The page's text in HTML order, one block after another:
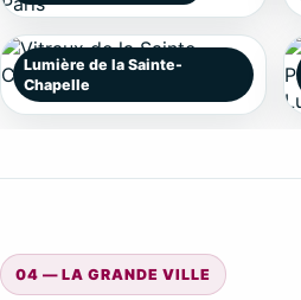
Lumière de la Sainte-
Chapelle
04 — LA GRANDE VILLE